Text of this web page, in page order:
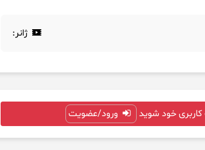
ژانر:
خود شوید ورود/عضویت